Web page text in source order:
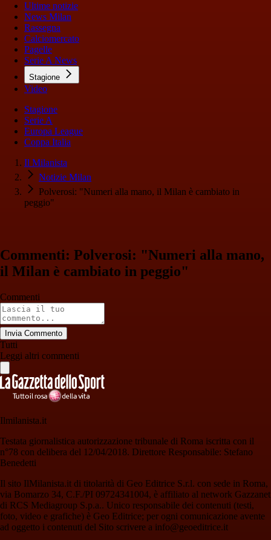
Ultime notizie
News Milan
Rassegna
Calciomercato
Pagelle
Serie A News
Stagione
Video
Stagione
Serie A
Europa League
Coppa Italia
Il Milanista
Notizie Milan
Polverosi: "Numeri alla mano, il Milan è cambiato in
peggio"
Commenti: Polverosi: "Numeri alla mano,
il Milan è cambiato in peggio"
Commenti
Invia Commento
Tutti
Leggi altri commenti
Ilmilanista.it
Testata giornalistica autorizzazione tribunale di Roma iscritta con il
n°78 con delibera del 12/04/2018. Direttore Responsabile: Stefano
Benedetti
Il sito IlMilanista.it di titolarità di Geo Editrice S.r.l. con sede in Roma,
via Bomarzo 34, C.F./PI 09724341004, è affiliato al network Gazzanet
di RCS Mediagroup S.p.a.. Unico responsabile dei contenuti (testi,
foto, video e grafiche) è Geo Editrice; per ogni comunicazione avente
ad oggetto i contenuti del Sito scrivere a info@geoeditrice.it